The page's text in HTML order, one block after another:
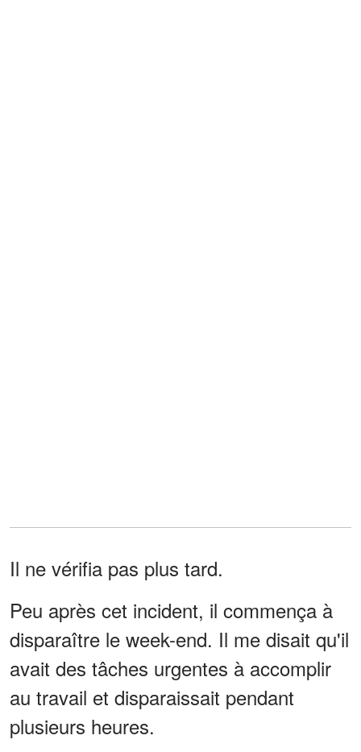
Il ne vérifia pas plus tard.
Peu après cet incident, il commença à
disparaître le week-end. Il me disait qu'il
avait des tâches urgentes à accomplir
au travail et disparaissait pendant
plusieurs heures.